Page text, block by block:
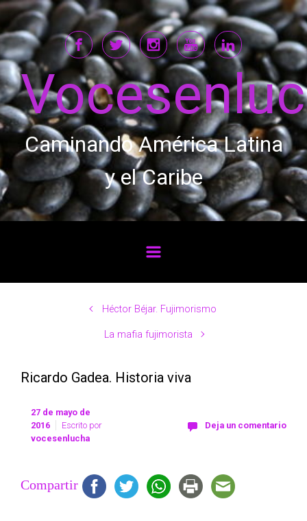
Saltar al contenido principal
Caminando América Latina
y el Caribe
Héctor Béjar. Fujimorismo
La mafia fujimorista
Ricardo Gadea. Historia viva
27 de mayo de
2016
Escrito por
vocesenlucha
Deja un comentario
Compartir